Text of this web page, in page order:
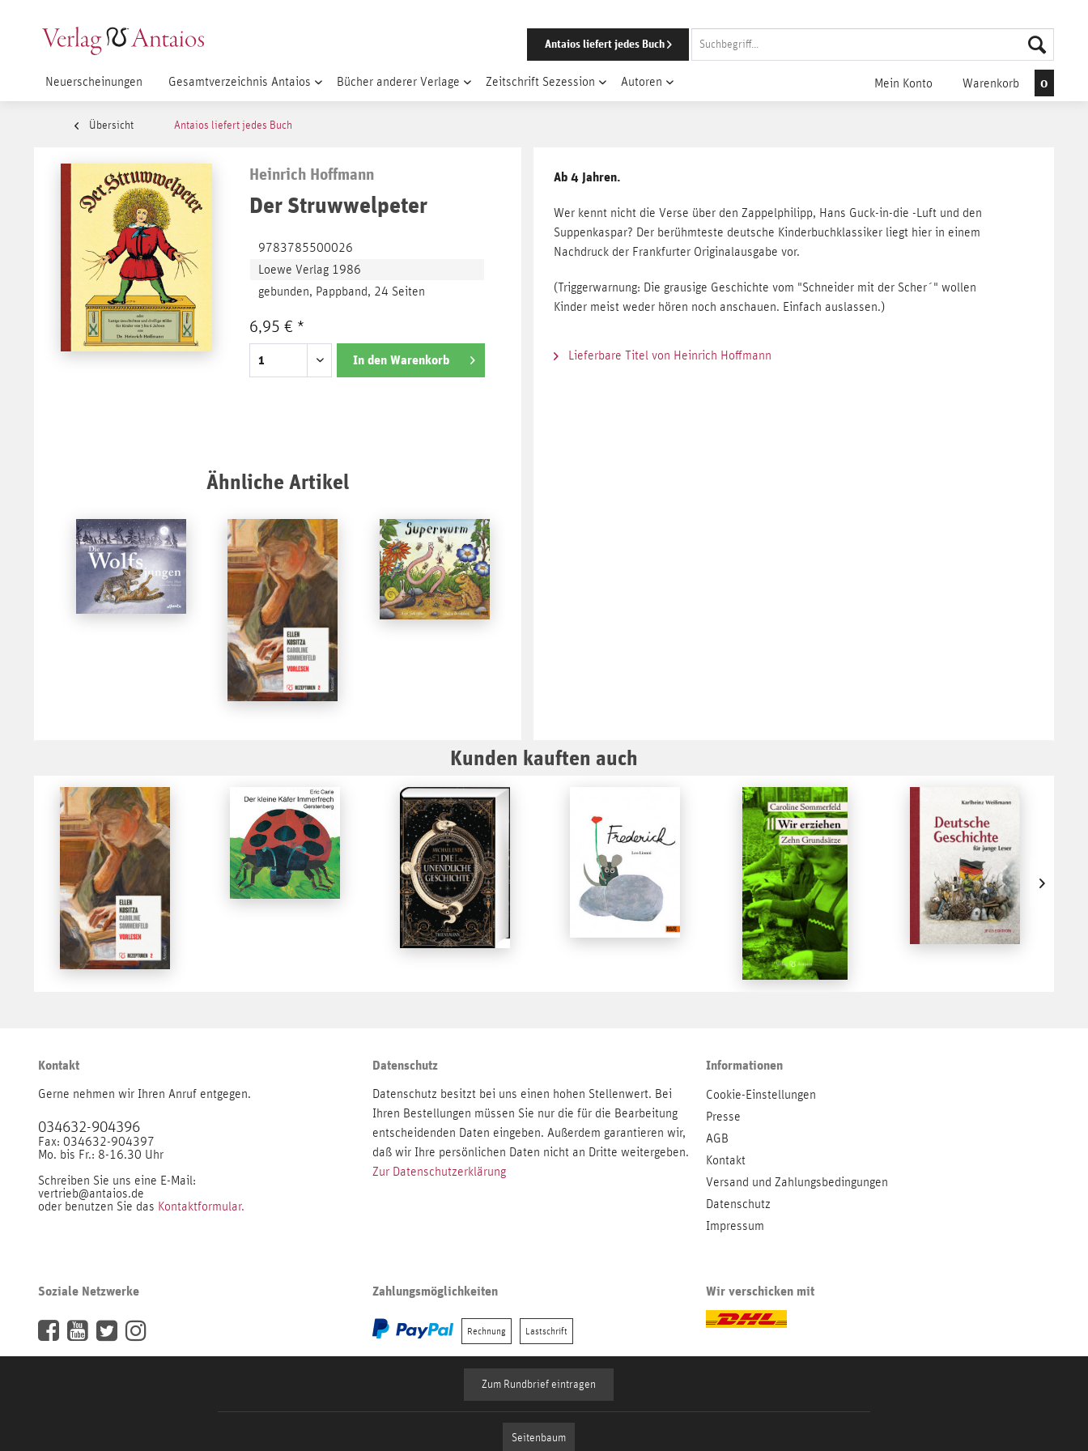
Antaios liefert jedes Buch
Neuerscheinungen Gesamtverzeichnis Antaios Bücher anderer Verlage Zeitschrift Sezession Autoren Mein Konto Warenkorb 0
Übersicht Antaios liefert jedes Buch
Heinrich Hoffmann
Der Struwwelpeter
9783785500026
Loewe Verlag 1986
gebunden, Pappband, 24 Seiten
6,95 € *
In den Warenkorb
Ähnliche Artikel
Ab 4 Jahren.
Wer kennt nicht die Verse über den Zappelphilipp, Hans Guck-in-die -Luft und den
Suppenkaspar? Der berühmteste deutsche Kinderbuchklassiker liegt hier in einem
Nachdruck der Frankfurter Originalausgabe vor.
(Triggerwarnung: Die grausige Geschichte vom "Schneider mit der Scher´" wollen
Kinder meist weder hören noch anschauen. Einfach auslassen.)
Lieferbare Titel von Heinrich Hoffmann
Kunden kauften auch
Kontakt
Gerne nehmen wir Ihren Anruf entgegen.
034632-904396
Fax: 034632-904397
Mo. bis Fr.: 8-16.30 Uhr
Schreiben Sie uns eine E-Mail:
vertrieb@antaios.de
oder benutzen Sie das Kontaktformular.
Datenschutz
Datenschutz besitzt bei uns einen hohen Stellenwert. Bei
Ihren Bestellungen müssen Sie nur die für die Bearbeitung
entscheidenden Daten eingeben. Außerdem garantieren wir,
daß wir Ihre persönlichen Daten nicht an Dritte weitergeben.
Zur Datenschutzerklärung
Informationen
Cookie-Einstellungen
Presse
AGB
Kontakt
Versand und Zahlungsbedingungen
Datenschutz
Impressum
Soziale Netzwerke Zahlungsmöglichkeiten
Rechnung Lastschrift
Wir verschicken mit
Zum Rundbrief eintragen
Seitenbaum